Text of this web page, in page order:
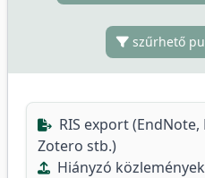
szűrhető
RIS export
Zotero stb.)
Hiányzó